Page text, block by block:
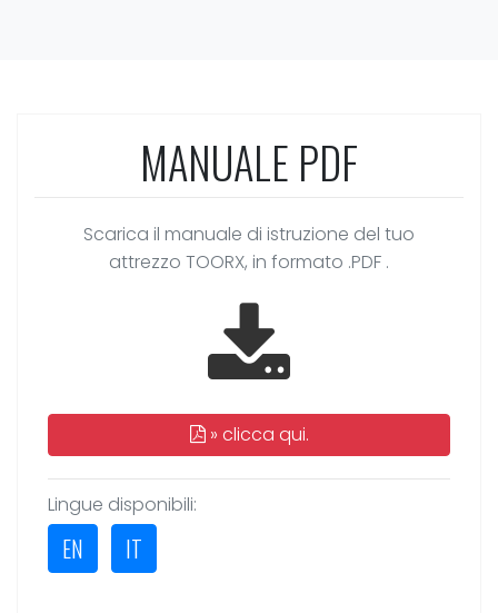
MANUALE PDF
Scarica il manuale di istruzione del tuo
attrezzo TOORX, in formato .PDF .
» clicca qui.
Lingue disponibili:
EN IT